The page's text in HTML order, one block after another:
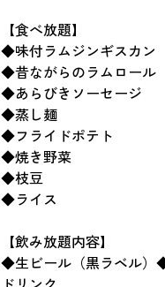
【食べ放題】
◆味付ラムジンギスカン
◆昔ながらのラムロール
◆あらびきソーセージ
◆蒸し麺
◆フライドポテト
◆焼き野菜
◆枝豆
◆ライス
【飲み放題内容】
◆生ビール（黒ラベル